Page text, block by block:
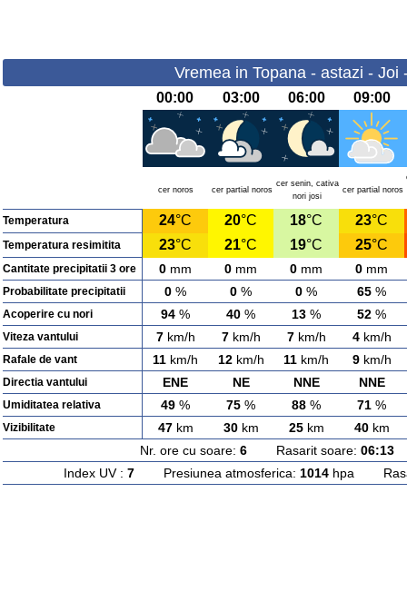
Vremea in Topana - astazi - Joi
00:00 03:00 06:00 09:00
cer noros cer partial noros
cer senin, cativa
nori josi
cer partial noros
Temperatura 24°C 20°C 18°C 23°C
Temperatura resimitita 23°C 21°C 19°C 25°C
Cantitate precipitatii 3 ore 0 mm 0 mm 0 mm 0 mm
Probabilitate precipitatii 0 % 0 % 0 % 65 %
Acoperire cu nori 94 % 40 % 13 % 52 %
Viteza vantului 7km/h 7km/h 7km/h 4km/h
Rafale de vant 11 km/h 12km/h 11 km/h 9km/h
Directia vantului ENE NE NNE NNE
Umiditatea relativa 49 % 75 % 88 % 71 %
Vizibilitate 47km 30km 25km 40km
Nr. ore cu soare: 6Rasarit soare: 06:13
Index UV : 7 Presiunea atmosferica: 1014 hpa